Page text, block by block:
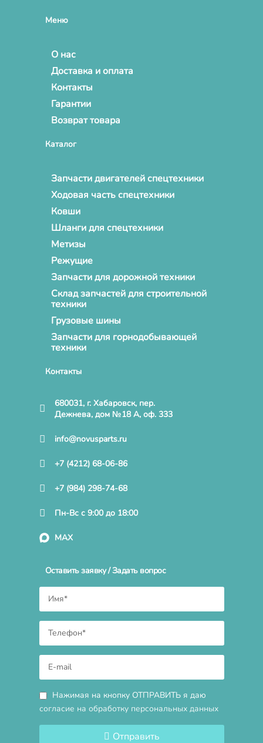
Меню
О нас
Доставка и оплата
Контакты
Гарантии
Возврат товара
Каталог
Запчасти двигателей спецтехники
Ходовая часть спецтехники
Ковши
Шланги для спецтехники
Метизы
Режущие
Запчасти для дорожной техники
Склад запчастей для строительной
техники
Грузовые шины
Запчасти для горнодобывающей
техники
Контакты
680031, г. Хабаровск, пер.
Дежнева, дом №18 А, оф. 333
info@novusparts.ru
+7 (4212) 68-06-86
+7 (984) 298-74-68
Пн-Вс с 9:00 до 18:00
MAX
Оставить заявку / Задать вопрос
Нажимая на кнопку ОТПРАВИТЬ я даю
согласие на обработку персональных данных
Отправить